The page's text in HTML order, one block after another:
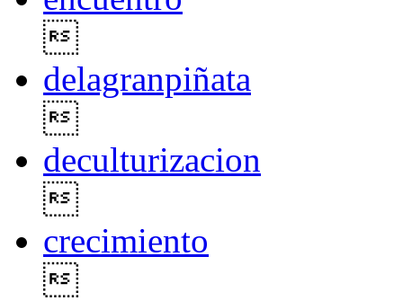
delagranpiñata
deculturizacion
crecimiento